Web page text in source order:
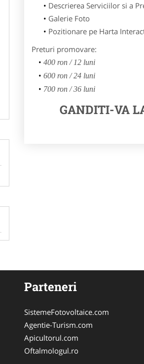
Descrierea Serviciilor si a
Galerie Foto
Pozitionare pe Harta
Preturi promovare:
400 ron / 12 luni
600 ron / 24 luni
700 ron / 36 luni
GANDITI-VA
Parteneri
SistemeFotovoltaice.com
Agentie-Turism.com
Apicultorul.com
Oftalmologul.ro